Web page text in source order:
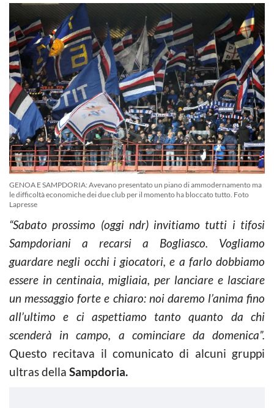
GENOA E SAMPDORIA: Avevano presentato un piano di ammodernamento ma
le difficoltà economiche dei due club per il momento ha bloccato tutto. Foto
Lapresse
“Sabato prossimo (oggi ndr) invitiamo tutti i tifosi
Sampdoriani a recarsi a Bogliasco. Vogliamo
guardare negli occhi i giocatori, e a farlo dobbiamo
essere in centinaia, migliaia, per lanciare e lasciare
un messaggio forte e chiaro: noi daremo l’anima fino
all’ultimo e ci aspettiamo tanto quanto da chi
scenderà in campo, a cominciare da domenica”.
Questo recitava il comunicato di alcuni gruppi
ultras della Sampdoria.